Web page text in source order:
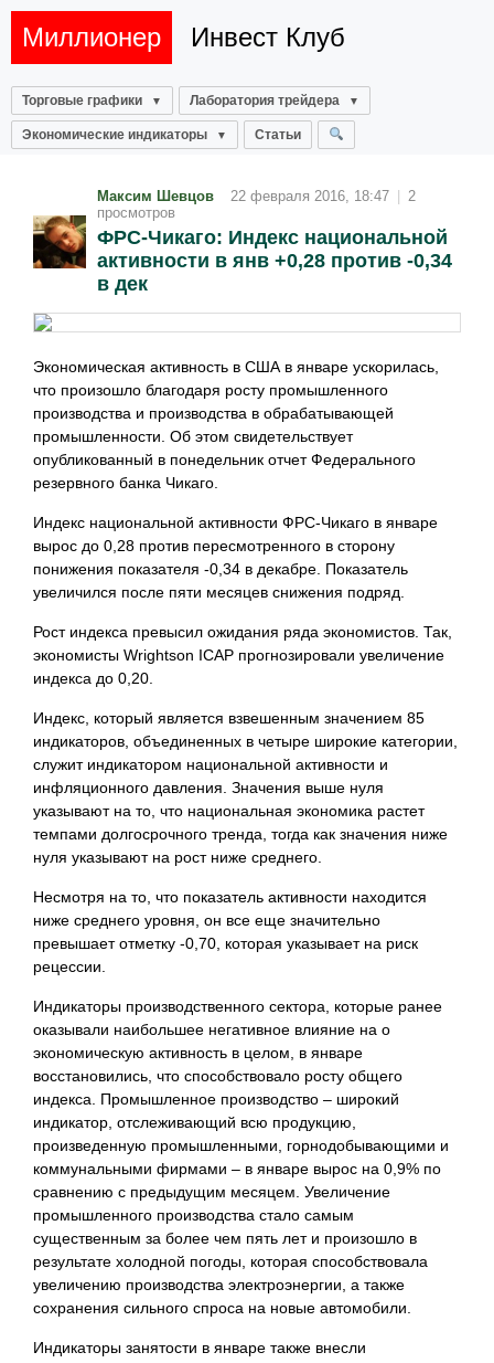
Миллионер Инвест Клуб
Торговые графики Лаборатория трейдера
Экономические индикаторы Статьи
Максим Шевцов 22 февраля 2016, 18:47
2
просмотров
ФРС-Чикаго: Индекс национальной
активности в янв +0,28 против -0,34
в дек
Экономическая активность в США в январе ускорилась,
что произошло благодаря росту промышленного
производства и производства в обрабатывающей
промышленности. Об этом свидетельствует
опубликованный в понедельник отчет Федерального
резервного банка Чикаго.
Индекс национальной активности ФРС-Чикаго в январе
вырос до 0,28 против пересмотренного в сторону
понижения показателя -0,34 в декабре. Показатель
увеличился после пяти месяцев снижения подряд.
Рост индекса превысил ожидания ряда экономистов. Так,
экономисты Wrightson ICAP прогнозировали увеличение
индекса до 0,20.
Индекс, который является взвешенным значением 85
индикаторов, объединенных в четыре широкие категории,
служит индикатором национальной активности и
инфляционного давления. Значения выше нуля
указывают на то, что национальная экономика растет
темпами долгосрочного тренда, тогда как значения ниже
нуля указывают на рост ниже среднего.
Несмотря на то, что показатель активности находится
ниже среднего уровня, он все еще значительно
превышает отметку -0,70, которая указывает на риск
рецессии.
Индикаторы производственного сектора, которые ранее
оказывали наибольшее негативное влияние на о
экономическую активность в целом, в январе
восстановились, что способствовало росту общего
индекса. Промышленное производство – широкий
индикатор, отслеживающий всю продукцию,
произведенную промышленными, горнодобывающими и
коммунальными фирмами – в январе вырос на 0,9% по
сравнению с предыдущим месяцем. Увеличение
промышленного производства стало самым
существенным за более чем пять лет и произошло в
результате холодной погоды, которая способствовала
увеличению производства электроэнергии, а также
сохранения сильного спроса на новые автомобили.
Индикаторы занятости в январе также внесли